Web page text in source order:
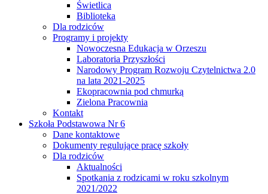
Świetlica
Biblioteka
Dla rodziców
Programy i projekty
Nowoczesna Edukacja w Orzeszu
Laboratoria Przyszłości
Narodowy Program Rozwoju Czytelnictwa 2.0
na lata 2021-2025
Ekopracownia pod chmurką
Zielona Pracownia
Kontakt
Szkoła Podstawowa Nr 6
Dane kontaktowe
Dokumenty regulujące pracę szkoły
Dla rodziców
Aktualności
Spotkania z rodzicami w roku szkolnym
2021/2022